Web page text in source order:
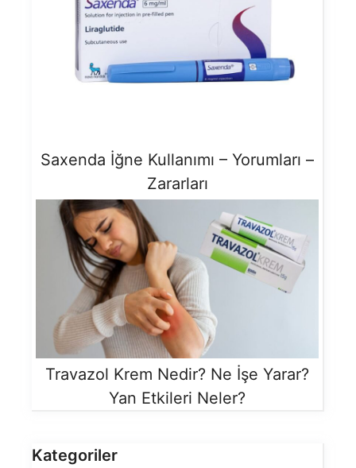
Saxenda İğne Kullanımı – Yorumları –
Zararları
Travazol Krem Nedir? Ne İşe Yarar?
Yan Etkileri Neler?
Kategoriler